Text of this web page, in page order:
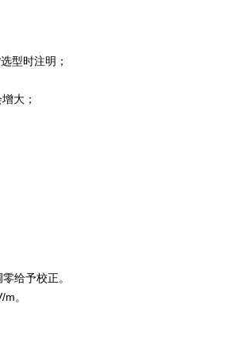
型时注明；
大；
给予校正。
。